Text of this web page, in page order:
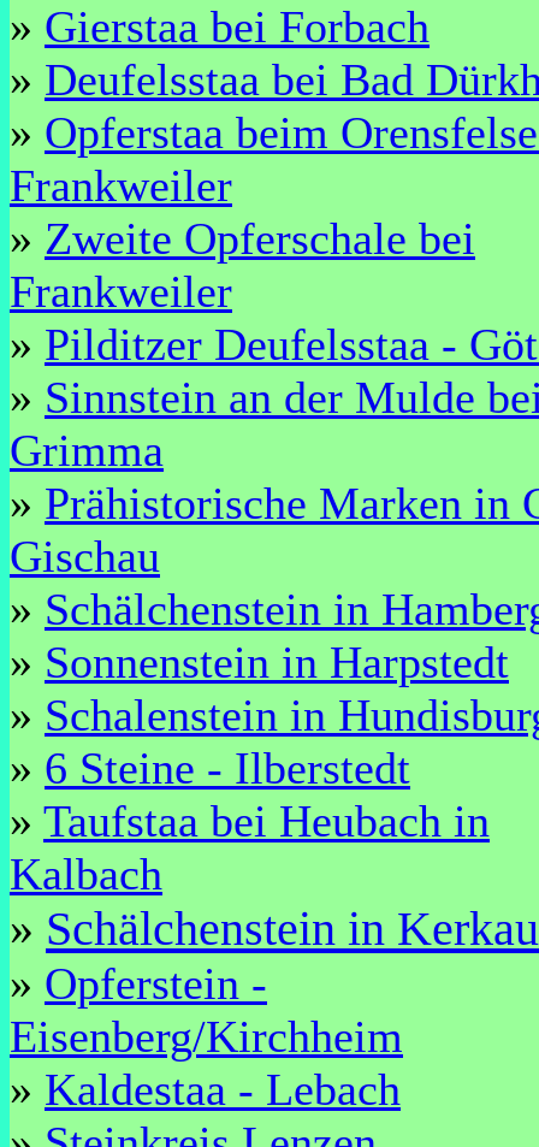
» Gierstaa bei Forbach
» Deufelsstaa bei Bad
» Opferstaa beim
Frankweiler
» Zweite Opferschale bei
Frankweiler
» Pilditzer Deufelsstaa -
» Sinnstein an der Mulde
Grimma
» Prähistorische Marken in
Gischau
» Schälchenstein in
» Sonnenstein in Harpstedt
» Schalenstein in
» 6 Steine - Ilberstedt
» Taufstaa bei Heubach in
Kalbach
» Schälchenstein in Kerkau
» Opferstein -
Eisenberg/Kirchheim
» Kaldestaa - Lebach